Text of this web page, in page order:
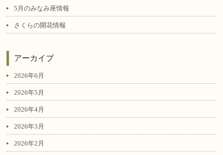
5月のみなみ座情報
さくらの開花情報
アーカイブ
2026年6月
2026年5月
2026年4月
2026年3月
2026年2月